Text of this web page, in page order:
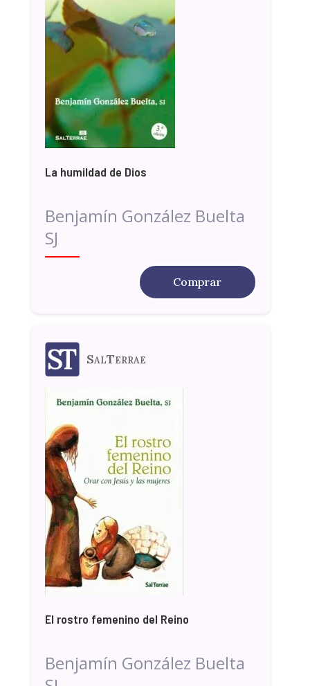
La humildad de Dios
Benjamín González Buelta
SJ
Comprar
SalTerrae
El rostro femenino del Reino
Benjamín González Buelta